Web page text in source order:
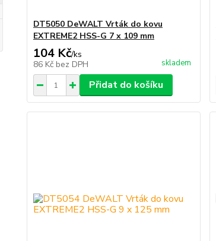
DT5050 DeWALT Vrták do kovu
EXTREME2 HSS-G 7 x 109 mm
104 Kč/ks
86 Kč bez DPH skladem
Přidat do košíku